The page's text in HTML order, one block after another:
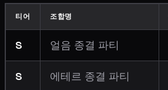
티어 조합명
S 얼음 종결 파티
S 에테르 종결 파티